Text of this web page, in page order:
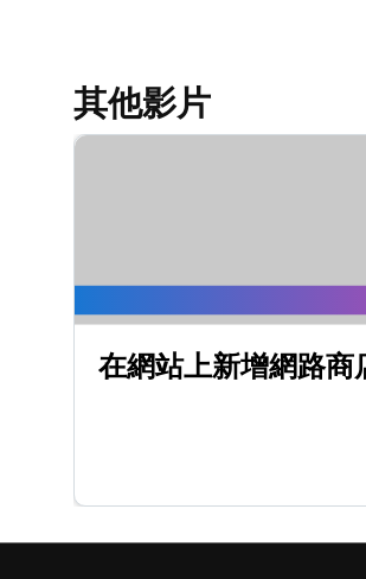
第 16 課 (共 23 課)
自訂建站神器+行銷的「關
第 17 課 (共 23 課)
其他影片
在網站上新增網路商